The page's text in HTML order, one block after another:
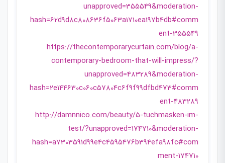
unapproved=355549&moderation-
hash=62d9d8c808636f5063a1710ea197b4db#comm
ent-355549
https://thecontemporarycurtain.com/blog/a-
contemporary-bedroom-that-will-impress/?
unapproved=483289&moderation-
hash=2e144630c060c57804c6f9f99dfbd473#comm
ent-483289
http://damnnico.com/beauty/5-tuchmasken-im-
test/?unapproved=174710&moderation-
hash=a7303591d99e4c4595476b394efa98fc#com
ment-174710